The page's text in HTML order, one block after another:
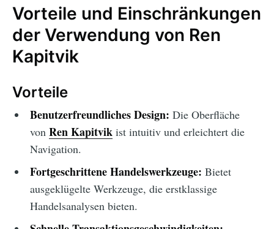
Vorteile und Einschränkungen
der Verwendung von Ren
Kapitvik
Vorteile
Benutzerfreundliches Design: Die Oberfläche
von Ren Kapitvikist intuitiv und erleichtert die
Navigation.
Fortgeschrittene Handelswerkzeuge: Bietet
ausgeklügelte Werkzeuge, die erstklassige
Handelsanalysen bieten.